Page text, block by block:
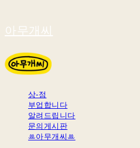
아무개씨
상-점
부업합니다
알려드립니다
문의게시판
ꔛ아무개씨ꔛ